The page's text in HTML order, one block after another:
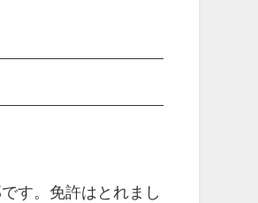
す。免許はとれまし